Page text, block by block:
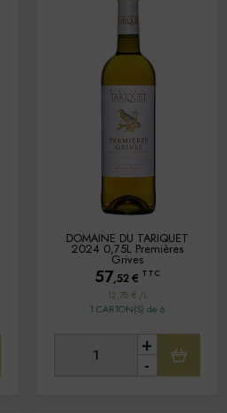
DOMAINE DU TARIQUET
2024 0,75L Premières
Grives
57,52€ TTC
12,78 € /L
1 CARTON(S) de 6
-
+